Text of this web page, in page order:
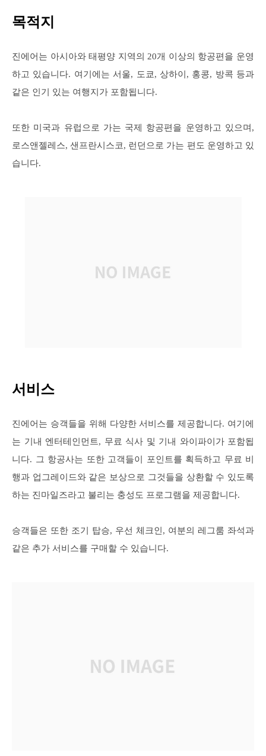
목적지
진에어는 아시아와 태평양 지역의 20개 이상의 항공편을 운영
하고 있습니다. 여기에는 서울, 도쿄, 상하이, 홍콩, 방콕 등과
같은 인기 있는 여행지가 포함됩니다.
또한 미국과 유럽으로 가는 국제 항공편을 운영하고 있으며,
로스앤젤레스, 샌프란시스코, 런던으로 가는 편도 운영하고 있
습니다.
서비스
진에어는 승객들을 위해 다양한 서비스를 제공합니다. 여기에
는 기내 엔터테인먼트, 무료 식사 및 기내 와이파이가 포함됩
니다. 그 항공사는 또한 고객들이 포인트를 획득하고 무료 비
행과 업그레이드와 같은 보상으로 그것들을 상환할 수 있도록
하는 진마일즈라고 불리는 충성도 프로그램을 제공합니다.
승객들은 또한 조기 탑승, 우선 체크인, 여분의 레그룸 좌석과
같은 추가 서비스를 구매할 수 있습니다.